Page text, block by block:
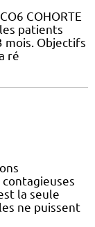
COHORTE
patients
mois. Objectifs
ré
la seule
ne puissent